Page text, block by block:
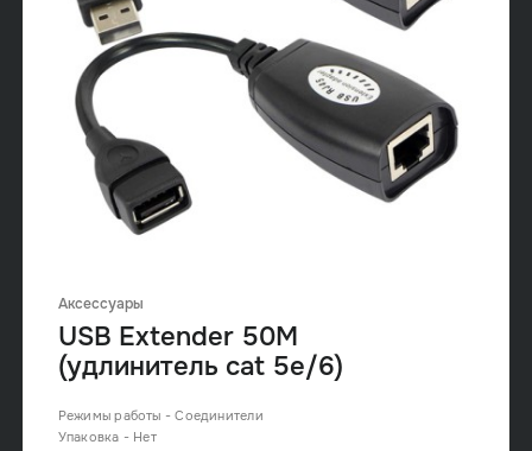
Аксессуары
USB Extender 50M
(удлинитель cat 5e/6)
Режимы работы - Соединители
Упаковка - Нет